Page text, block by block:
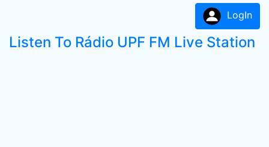
LogIn
Listen To Rádio UPF FM Live Station